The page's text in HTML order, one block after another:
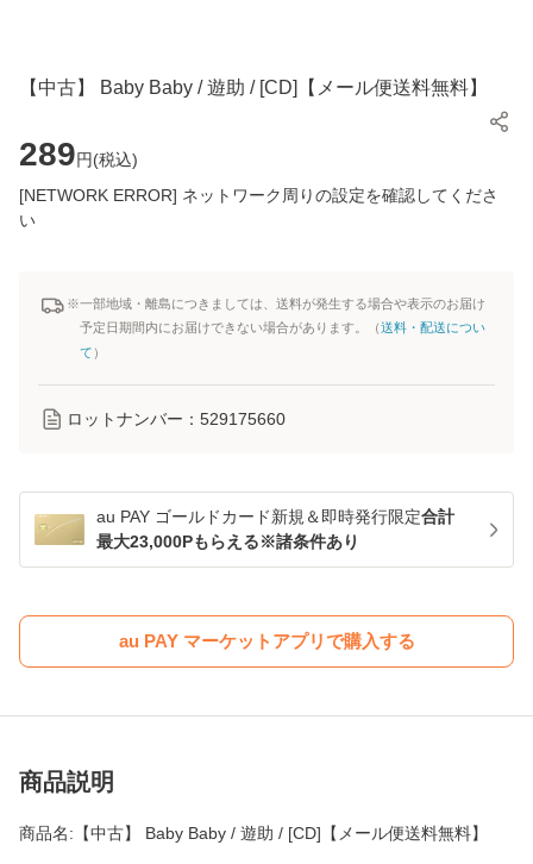
【中古】 Baby Baby / 遊助 / [CD]【メール便送料無料】
289円(税込)
[NETWORK ERROR] ネットワーク周りの設定を確認してくださ
い
※一部地域・離島につきましては、送料が発生する場合や表示のお届け
予定日期間内にお届けできない場合があります。（送料・配送につい
て ）
ロットナンバー： 529175660
au PAY ゴールドカード新規＆即時発行限定合計
最大23,000Pもらえる※諸条件あり
au PAY マーケットアプリで購入する
商品説明
商品名:【中古】 Baby Baby / 遊助 / [CD]【メール便送料無料】